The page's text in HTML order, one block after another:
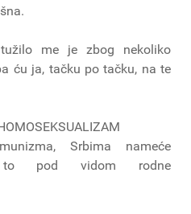
me je zbog nekoliko
ću ja, tačku po tačku, na te
Srbima nameće
to pod vidom rodne